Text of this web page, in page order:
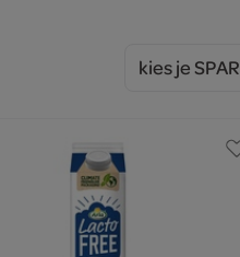
kies je SPAR